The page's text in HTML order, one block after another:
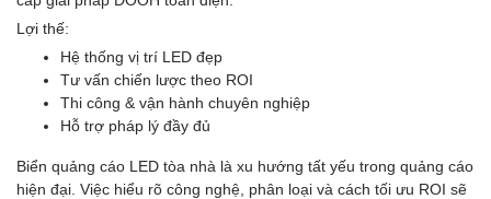
Lợi thế:
Hệ thống vị trí LED đẹp
Tư vấn chiến lược theo ROI
Thi công & vận hành chuyên nghiệp
Hỗ trợ pháp lý đầy đủ
Biển quảng cáo LED tòa nhà là xu hướng tất yếu trong quảng cáo
hiện đại. Việc hiểu rõ công nghệ, phân loại và cách tối ưu ROI sẽ